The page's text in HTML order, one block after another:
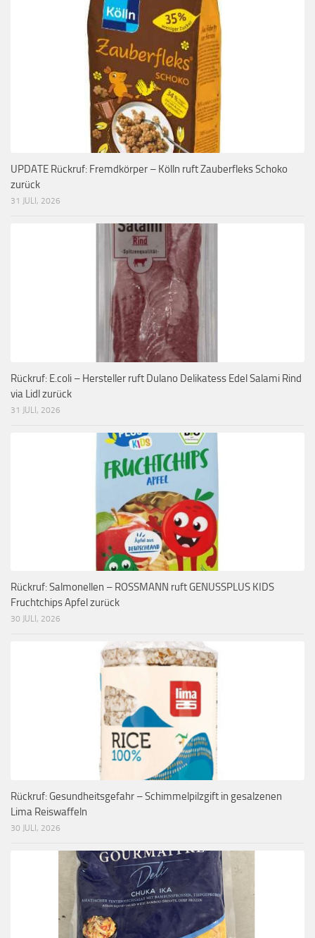
UPDATE Rückruf: Fremdkörper – Kölln ruft Zauberfleks Schoko
zurück
31 JULI, 2026
Rückruf: E.coli – Hersteller ruft Dulano Delikatess Edel Salami Rind
via Lidl zurück
31 JULI, 2026
Rückruf: Salmonellen – ROSSMANN ruft GENUSSPLUS KIDS
Fruchtchips Apfel zurück
30 JULI, 2026
Rückruf: Gesundheitsgefahr – Schimmelpilzgift in gesalzenen
Lima Reiswaffeln
30 JULI, 2026